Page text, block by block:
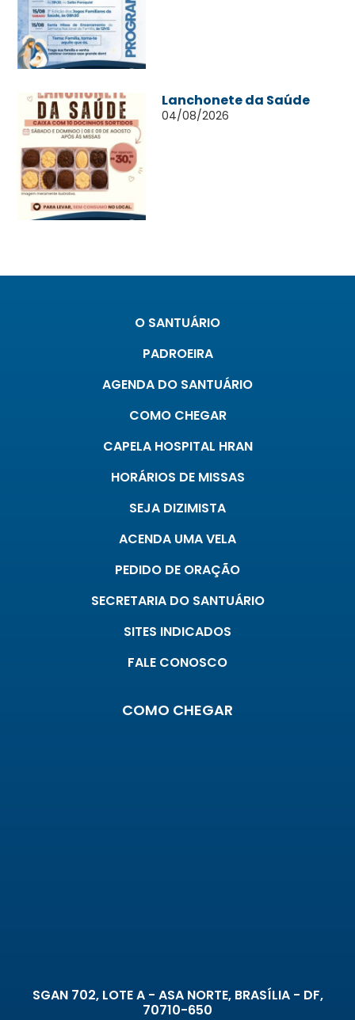
Lanchonete da Saúde
04/08/2026
O SANTUÁRIO
PADROEIRA
AGENDA DO SANTUÁRIO
COMO CHEGAR
CAPELA HOSPITAL HRAN
HORÁRIOS DE MISSAS
SEJA DIZIMISTA
ACENDA UMA VELA
PEDIDO DE ORAÇÃO
SECRETARIA DO SANTUÁRIO
SITES INDICADOS
FALE CONOSCO
COMO CHEGAR
SGAN 702, LOTE A - ASA NORTE, BRASÍLIA - DF,
70710-650